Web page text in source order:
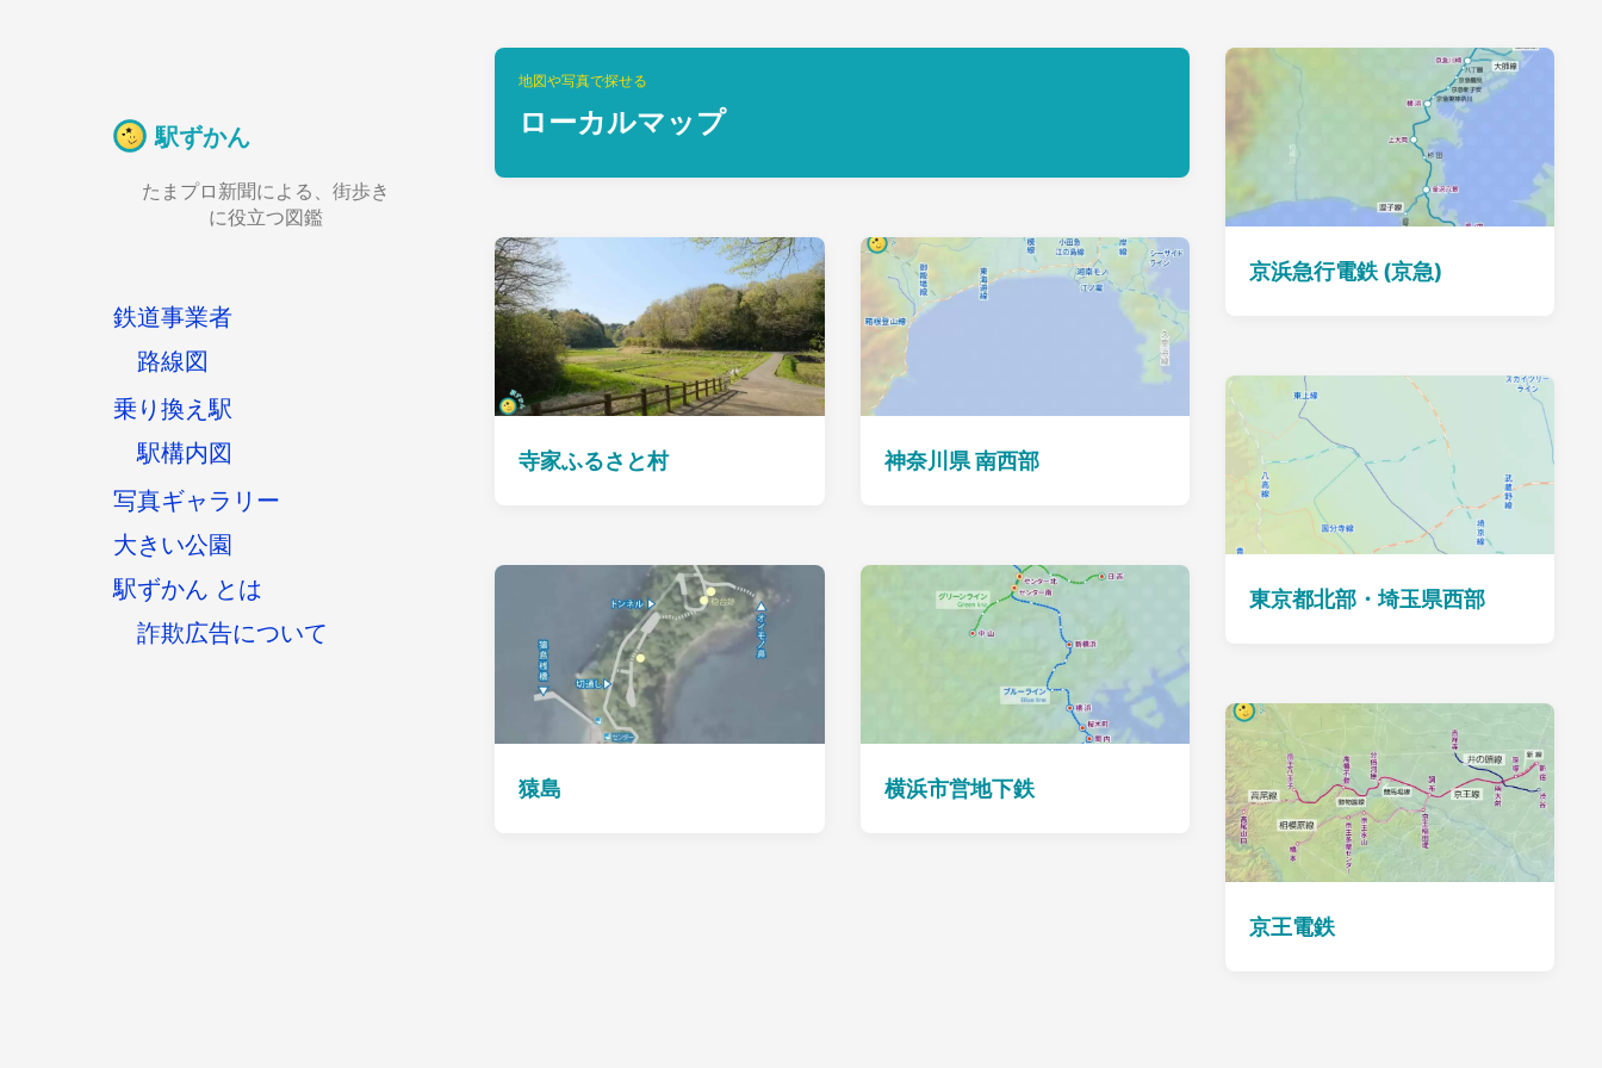
駅ずかん
たまプロ新聞による、街歩き
に役立つ図鑑
鉄道事業者
路線図
乗り換え駅
駅構内図
写真ギャラリー
大きい公園
駅ずかん とは
詐欺広告について
地図や写真で探せる
ローカルマップ
京浜急行電鉄 (京急)
寺家ふるさと村 神奈川県 南西部
東京都北部・埼玉県西部
猿島 横浜市営地下鉄
京王電鉄